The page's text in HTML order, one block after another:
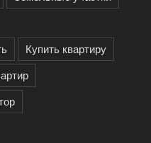
Купить квартиру